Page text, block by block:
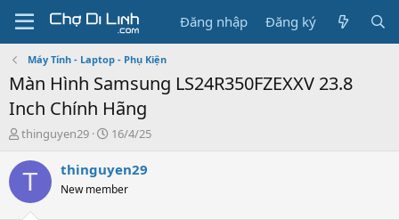
Đăng nhập Đăng ký
Máy Tính - Laptop - Phụ Kiện
Màn Hình Samsung LS24R350FZEXXV 23.8
Inch Chính Hãng
T
r
e
a
thinguyen29
N
à
y
g
16/4/25
T thinguyen29
New member